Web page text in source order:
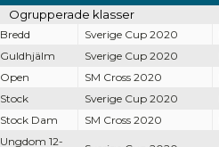
Ogrupperade klasser
Bredd Sverige Cup 2020
Guldhjälm
Sverige Cup 2020
Open
SM Cross 2020
Stock
Sverige Cup 2020
Stock Dam
SM Cross 2020
Ungdom 12-